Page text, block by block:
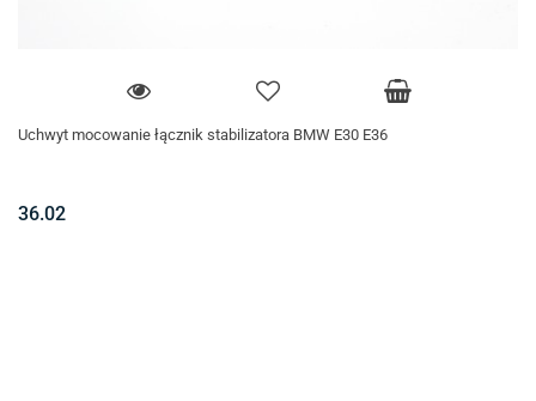
Uchwyt mocowanie łącznik stabilizatora BMW E30 E36
36.02